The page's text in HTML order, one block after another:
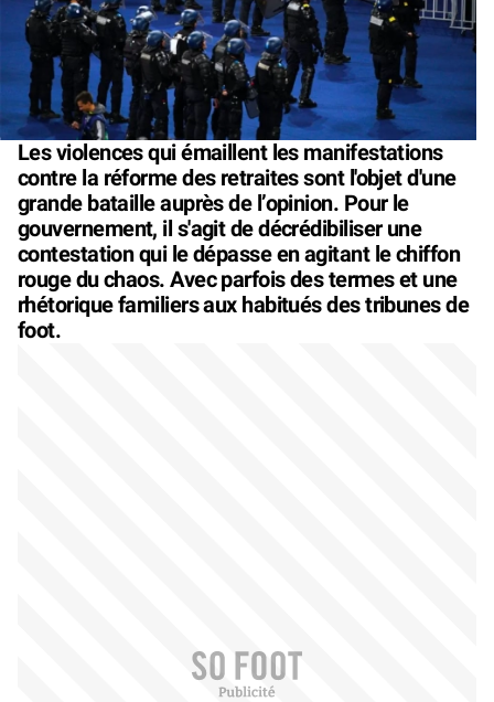
Les violences qui émaillent les manifestations
contre la réforme des retraites sont l'objet d'une
grande bataille auprès de l’opinion. Pour le
gouvernement, il s'agit de décrédibiliser une
contestation qui le dépasse en agitant le chiffon
rouge du chaos. Avec parfois des termes et une
rhétorique familiers aux habitués des tribunes de
foot.